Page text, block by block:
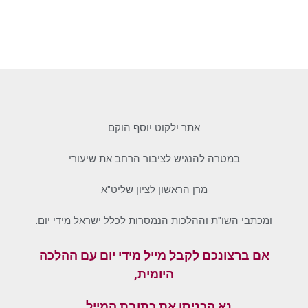
אתר ילקוט יוסף הוקם
במטרה להנגיש לציבור הרחב את שיעורי
מרן הראשון לציון שליט"א
ומכתבי השו"ת וההלכות הנמסרות לכלל ישראל מידי יום.
אם ברצונכם לקבל מייל מידי יום עם ההלכה
היומית,